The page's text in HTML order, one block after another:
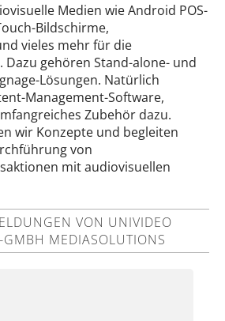
Medien wie Android POS-
Bildschirme,
vieles mehr für die
gehören Stand-alone- und
Lösungen. Natürlich
Management-Software,
Zubehör dazu.
wir Konzepte und begleiten
von
mit audiovisuellen
VON UNIVIDEO
GMBH MEDIASOLUTIONS